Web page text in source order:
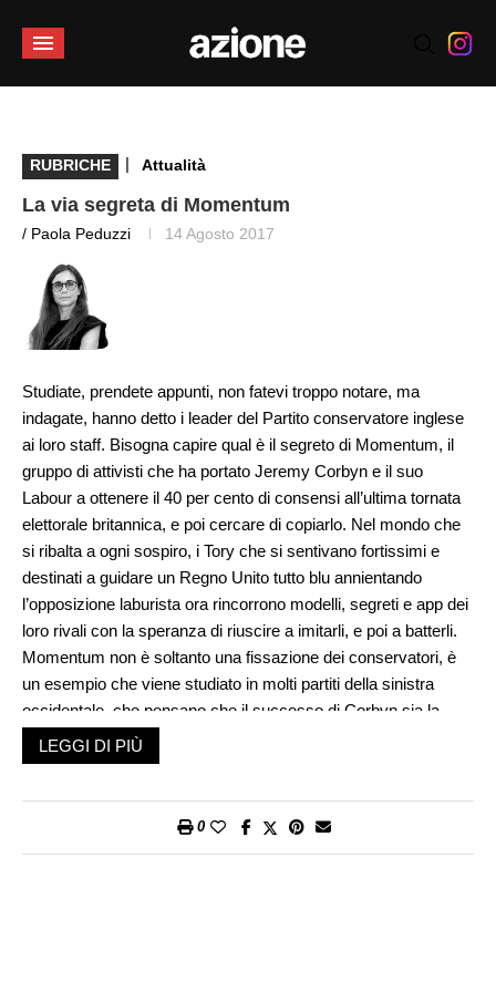
RUBRICHE | Attualità
La via segreta di Momentum
/ Paola Peduzzi 14 Agosto 2017
Studiate, prendete appunti, non fatevi troppo notare, ma
indagate, hanno detto i leader del Partito conservatore inglese
ai loro staff. Bisogna capire qual è il segreto di Momentum, il
gruppo di attivisti che ha portato Jeremy Corbyn e il suo
Labour a ottenere il 40 per cento di consensi all’ultima tornata
elettorale britannica, e poi cercare di copiarlo. Nel mondo che
si ribalta a ogni sospiro, i Tory che si sentivano fortissimi e
destinati a guidare un Regno Unito tutto blu annientando
l’opposizione laburista ora rincorrono modelli, segreti e app dei
loro rivali con la speranza di riuscire a imitarli, e poi a batterli.
Momentum non è soltanto una fissazione dei conservatori, è
un esempio che viene studiato in molti partiti della sinistra
occidentale, che pensano che il successo di Corbyn sia la
dimostrazione che la strada della riconquista del potere sia
quella. E chi ripete che inseguire Momentum significa ributtarsi
via e dei suoi rivoli, ricercare una purezza socialista di
LEGGI DI PIÙ
0